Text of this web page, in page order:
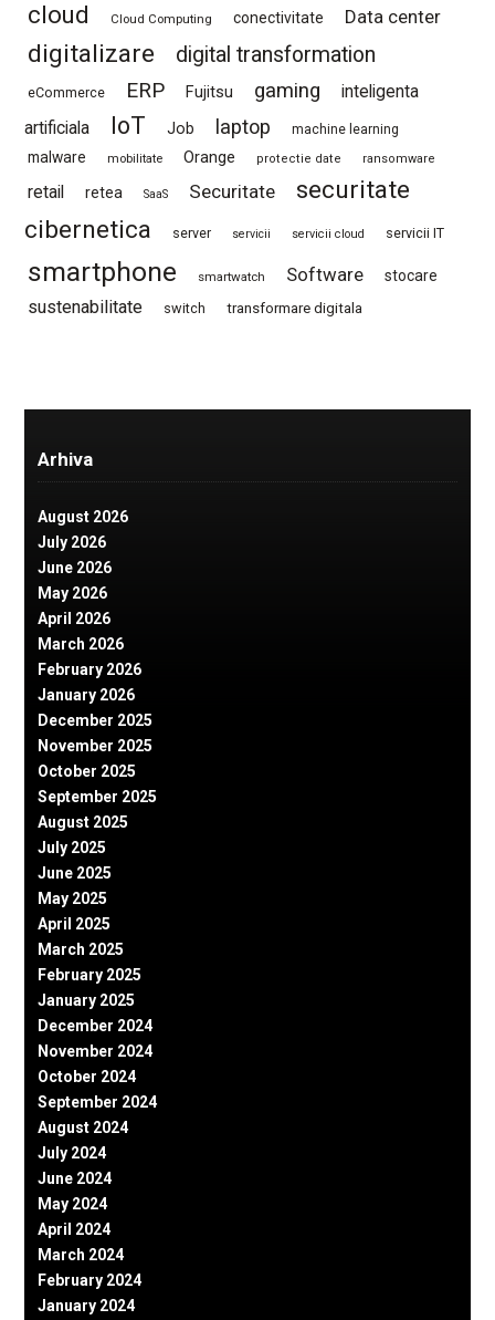
cloud Cloud Computing conectivitate Data center
digitalizare digital transformation
eCommerce ERP Fujitsu gaming
inteligenta
artificiala
IoT Job laptop machine learning
malware mobilitate Orange protectie date ransomware
retail retea SaaS Securitate
securitate
cibernetica
server servicii servicii cloud servicii IT
smartphone smartwatch Software stocare
sustenabilitate switch transformare digitala
Arhiva
August 2026
July 2026
June 2026
May 2026
April 2026
March 2026
February 2026
January 2026
December 2025
November 2025
October 2025
September 2025
August 2025
July 2025
June 2025
May 2025
April 2025
March 2025
February 2025
January 2025
December 2024
November 2024
October 2024
September 2024
August 2024
July 2024
June 2024
May 2024
April 2024
March 2024
February 2024
January 2024